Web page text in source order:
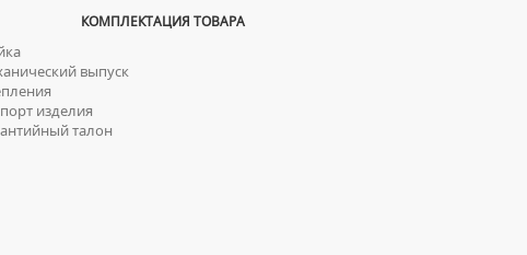
КОМПЛЕКТАЦИЯ ТОВАРА
выпуск
изделия
талон